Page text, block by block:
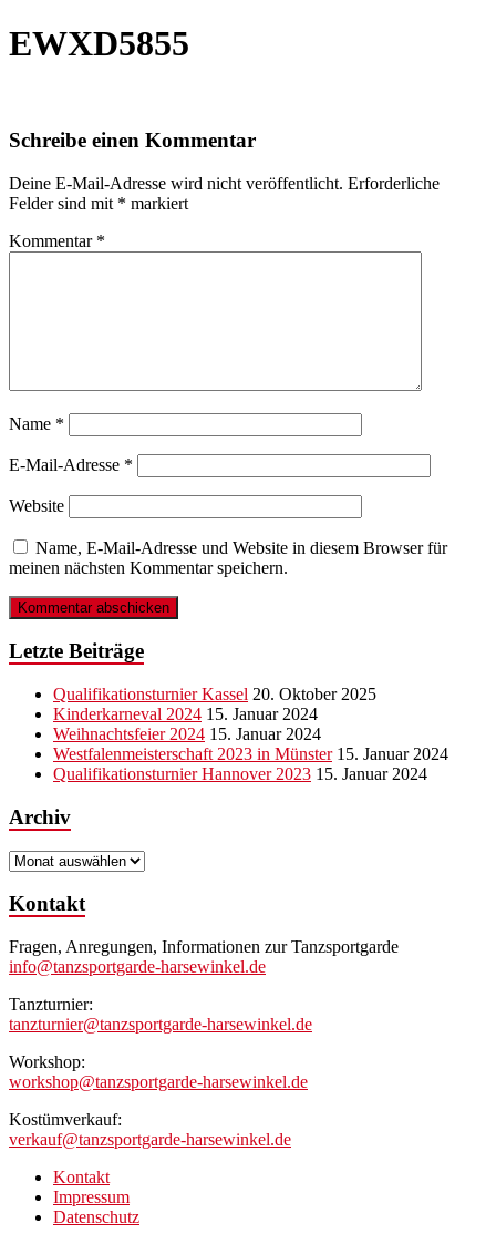
EWXD5855
Schreibe einen Kommentar
Deine E-Mail-Adresse wird nicht veröffentlicht. Erforderliche
Felder sind mit * markiert
Kommentar *
Name *
E-Mail-Adresse *
Website
Name, E-Mail-Adresse und Website in diesem Browser für
meinen nächsten Kommentar speichern.
Letzte Beiträge
Qualifikationsturnier Kassel 20. Oktober 2025
Kinderkarneval 2024 15. Januar 2024
Weihnachtsfeier 2024 15. Januar 2024
Westfalenmeisterschaft 2023 in Münster 15. Januar 2024
Qualifikationsturnier Hannover 2023 15. Januar 2024
Archiv
Archiv
Kontakt
Fragen, Anregungen, Informationen zur Tanzsportgarde
info@tanzsportgarde-harsewinkel.de
Tanzturnier:
tanzturnier@tanzsportgarde-harsewinkel.de
Workshop:
workshop@tanzsportgarde-harsewinkel.de
Kostümverkauf:
verkauf@tanzsportgarde-harsewinkel.de
Kontakt
Impressum
Datenschutz